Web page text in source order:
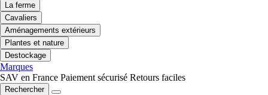
La ferme
Cavaliers
Aménagements extérieurs
Plantes et nature
Destockage
Marques
SAV en France Paiement sécurisé Retours faciles
Rechercher